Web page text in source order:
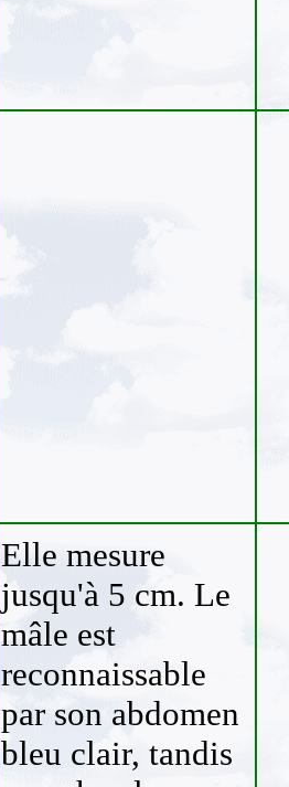
Elle mesure
jusqu'à 5 cm. Le
mâle est
reconnaissable
par son abdomen
bleu clair, tandis